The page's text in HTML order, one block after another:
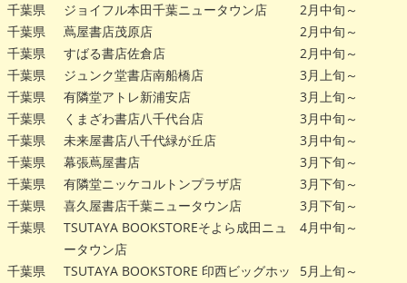
千葉県
ジョイフル本田千葉ニュータウン店
2月中旬～
千葉県
蔦屋書店茂原店
2月中旬～
千葉県
すばる書店佐倉店
2月中旬～
千葉県
ジュンク堂書店南船橋店
3月上旬～
千葉県
有隣堂アトレ新浦安店
3月上旬～
千葉県
くまざわ書店八千代台店
3月中旬～
千葉県
未来屋書店八千代緑が丘店
3月中旬～
千葉県
幕張蔦屋書店
3月下旬～
千葉県
有隣堂ニッケコルトンプラザ店
3月下旬～
千葉県
喜久屋書店千葉ニュータウン店
3月下旬～
千葉県
TSUTAYA BOOKSTOREそよら成田ニュ
ータウン店
4月中旬～
千葉県
TSUTAYA BOOKSTORE 印西ビッグホッ
5月上旬～